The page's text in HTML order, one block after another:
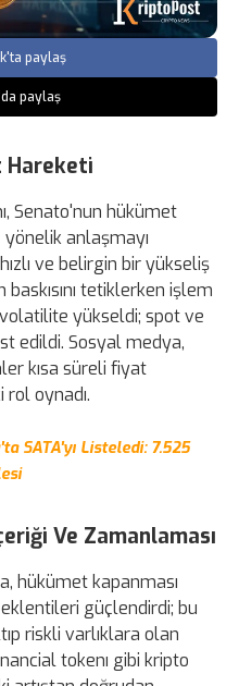
paylaş
paylaş
Hareketi
Senato'nun hükümet
yönelik anlaşmayı
ve belirgin bir yükseliş
tetiklerken işlem
yükseldi; spot ve
edildi. Sosyal medya,
kısa süreli fiyat
oynadı.
SATA'yı Listeledi: 7.525
Ve Zamanlaması
hükümet kapanması
güçlendirdi; bu
riskli varlıklara olan
tokenı gibi kripto